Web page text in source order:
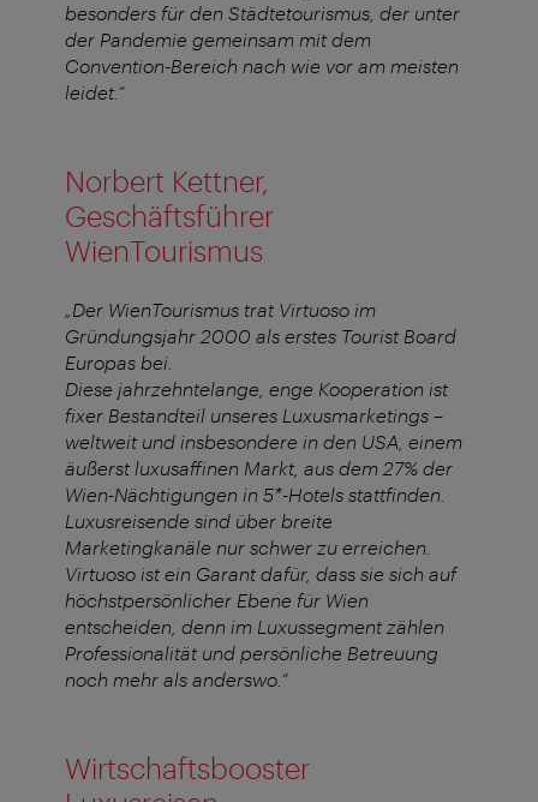
besonders für den Städtetourismus, der unter
der Pandemie gemeinsam mit dem
Convention-Bereich nach wie vor am meisten
leidet.“
Norbert Kettner,
Geschäftsführer
WienTourismus
„Der WienTourismus trat Virtuoso im
Gründungsjahr 2000 als erstes Tourist Board
Europas bei.
Diese jahrzehntelange, enge Kooperation ist
fixer Bestandteil unseres Luxusmarketings –
weltweit und insbesondere in den USA, einem
äußerst luxusaffinen Markt, aus dem 27% der
Wien-Nächtigungen in 5*-Hotels stattfinden.
Luxusreisende sind über breite
Marketingkanäle nur schwer zu erreichen.
Virtuoso ist ein Garant dafür, dass sie sich auf
höchstpersönlicher Ebene für Wien
entscheiden, denn im Luxussegment zählen
Professionalität und persönliche Betreuung
noch mehr als anderswo.“
Wirtschaftsbooster